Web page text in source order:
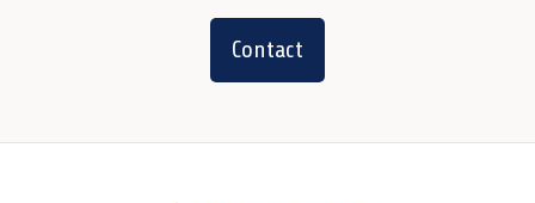
Contact